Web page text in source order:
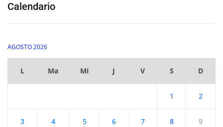
Calendario
AGOSTO 2026
L Ma Mi J V S D
1 2
3 4 5 6 7 8 9